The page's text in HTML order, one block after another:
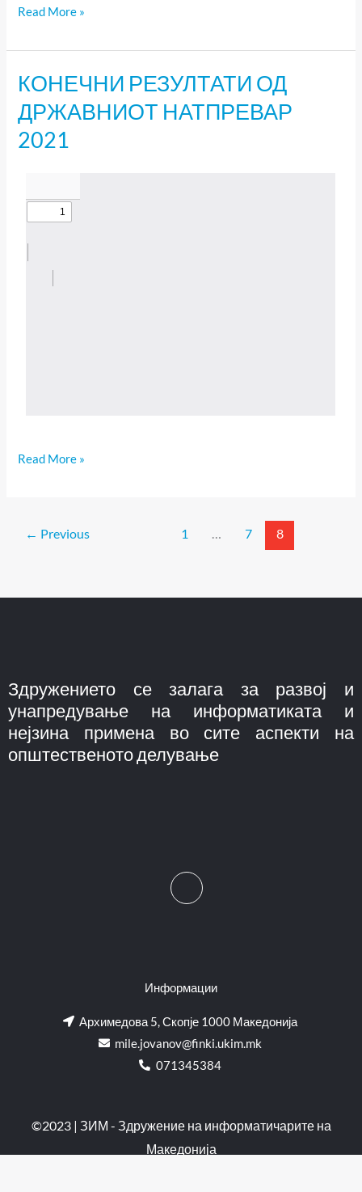
Read More »
КОНЕЧНИ РЕЗУЛТАТИ ОД
ДРЖАВНИОТ НАТПРЕВАР
2021
КОНЕЧНИ
ОД
ДРЖАВНИОТ
Read More »
← Previous 1 … 7 8
Здружението се залага за развој и
унапредување на информатиката и
нејзина примена во сите аспекти на
општественото делување
Информации
Архимедова 5, Скопје 1000 Македонија
mile.jovanov@finki.ukim.mk​
071345384
©2023 | ЗИМ - Здружение на информатичарите на
Македонија